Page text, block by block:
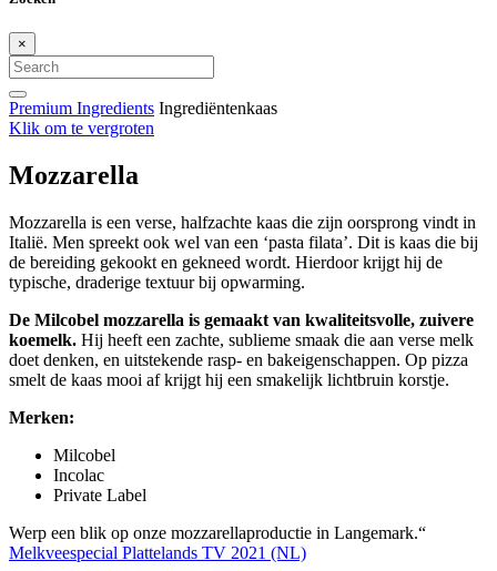
×
Premium Ingredients Ingrediëntenkaas
Klik om te vergroten
Mozzarella
Mozzarella is een verse, halfzachte kaas die zijn oorsprong vindt in
Italië. Men spreekt ook wel van een ‘pasta filata’. Dit is kaas die bij
de bereiding gekookt en gekneed wordt. Hierdoor krijgt hij de
typische, draderige textuur bij opwarming.
De Milcobel mozzarella is gemaakt van kwaliteitsvolle, zuivere
koemelk. Hij heeft een zachte, sublieme smaak die aan verse melk
doet denken, en uitstekende rasp- en bakeigenschappen. Op pizza
smelt de kaas mooi af krijgt hij een smakelijk lichtbruin korstje.
Merken:
Milcobel
Incolac
Private Label
Werp een blik op onze mozzarellaproductie in Langemark.“
Melkveespecial Plattelands TV 2021 (NL)